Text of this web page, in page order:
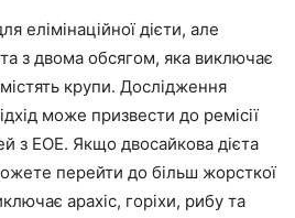
елімінаційної дієти, але
з двома обсягом, яка виключає
крупи. Дослідження
може призвести до ремісії
з EOE. Якщо двосайкова дієта
перейти до більш жорсткої
арахіс, горіхи, рибу та